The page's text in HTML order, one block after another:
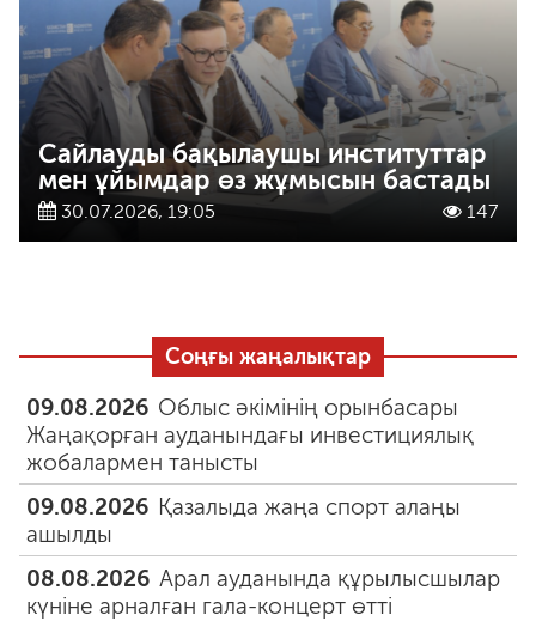
Сайлауды бақылаушы институттар
мен ұйымдар өз жұмысын бастады
30.07.2026, 19:05 147
Соңғы жаңалықтар
09.08.2026 Облыс әкімінің орынбасары
Жаңақорған ауданындағы инвестициялық
жобалармен танысты
09.08.2026 Қазалыда жаңа спорт алаңы
ашылды
08.08.2026 Арал ауданында құрылысшылар
күніне арналған гала-концерт өтті